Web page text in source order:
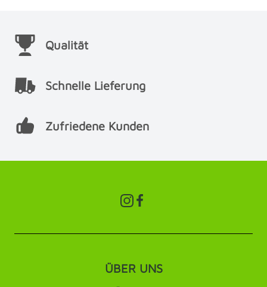
Qualität
Schnelle Lieferung
Zufriedene Kunden
ÜBER UNS